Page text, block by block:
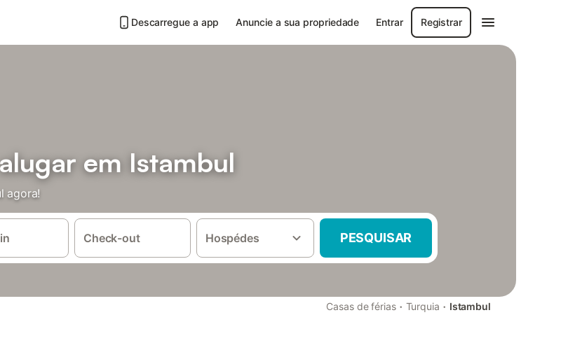
Descarregue a app Anuncie a sua propriedade Entrar Registrar
em Istambul
agora!
Check-out Hospédes PESQUISAR
Casas de férias · Turquia · Istambul